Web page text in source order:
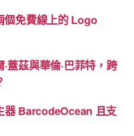
免費線上的 Logo
蓋茲與華倫·巴菲特，跨
器 BarcodeOcean 且支